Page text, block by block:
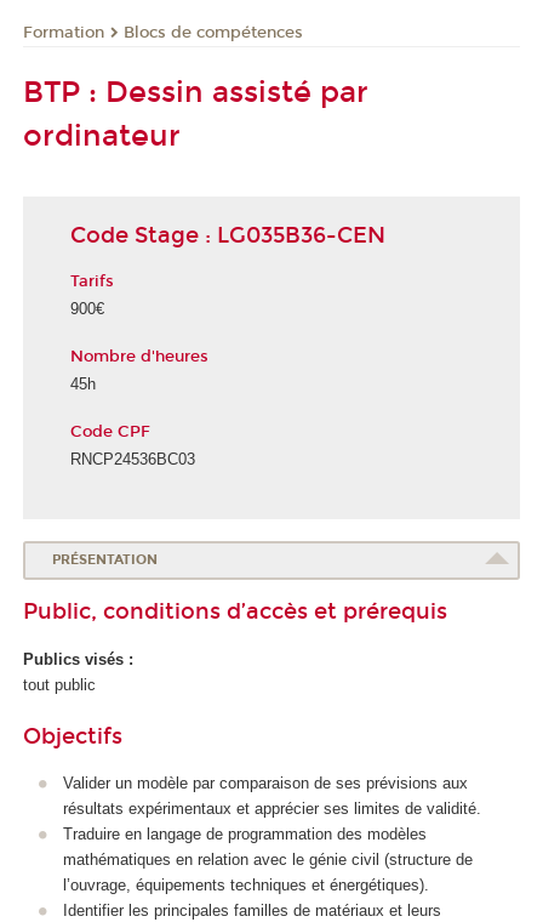
Formation Blocs de compétences
BTP : Dessin assisté par
ordinateur
Code Stage : LG035B36-CEN
Tarifs
900€
Nombre d'heures
45h
Code CPF
RNCP24536BC03
PRÉSENTATION
Public, conditions d’accès et prérequis
Publics visés :
tout public
Objectifs
Valider un modèle par comparaison de ses prévisions aux
résultats expérimentaux et apprécier ses limites de validité.
Traduire en langage de programmation des modèles
mathématiques en relation avec le génie civil (structure de
l’ouvrage, équipements techniques et énergétiques).
Identifier les principales familles de matériaux et leurs